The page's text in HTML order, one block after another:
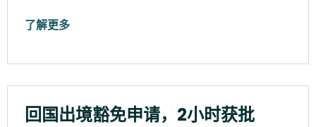
了解更多
回国出境豁免申请，2小时获批